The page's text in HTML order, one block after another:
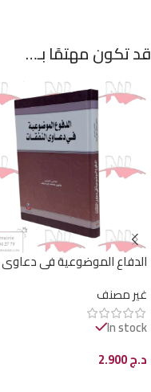
قد تكون مهتمًا بـ…
الدفاع الموضوعية في دعاوى
غير مصنف
In stock
د.ج